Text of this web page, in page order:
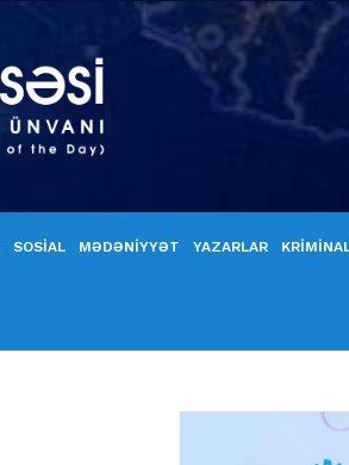
SOSİAL MƏDƏNİYYƏT YAZARLAR